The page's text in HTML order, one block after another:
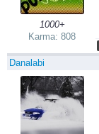
1000+
Karma: 808
Danalabi